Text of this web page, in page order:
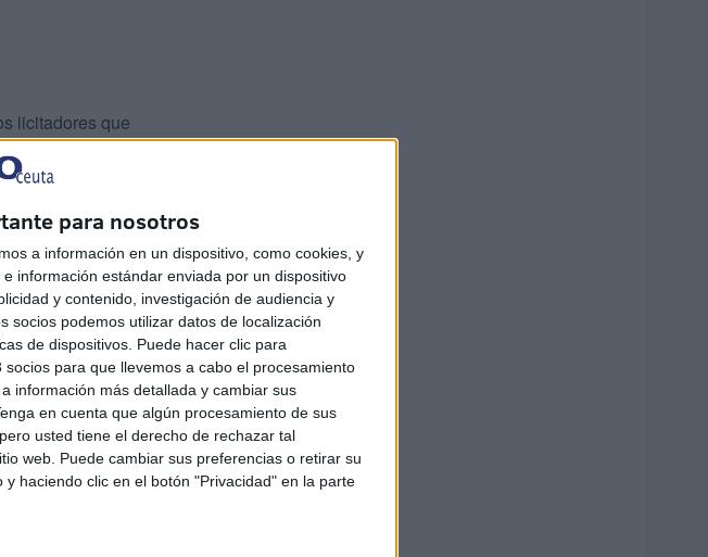
para nosotros
a información en un dispositivo, como cookies, y
información estándar enviada por un dispositivo
y contenido, investigación de audiencia y
socios podemos utilizar datos de localización
de dispositivos. Puede hacer clic para
para que llevemos a cabo el procesamiento
información más detallada y cambiar sus
en cuenta que algún procesamiento de sus
usted tiene el derecho de rechazar tal
web. Puede cambiar sus preferencias o retirar su
haciendo clic en el botón "Privacidad" en la parte
licitadores que
y solvencia,
es muy
las autonomías